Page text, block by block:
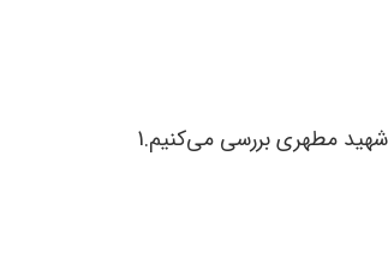
شهید مطهری بررسی می‌کنیم.1